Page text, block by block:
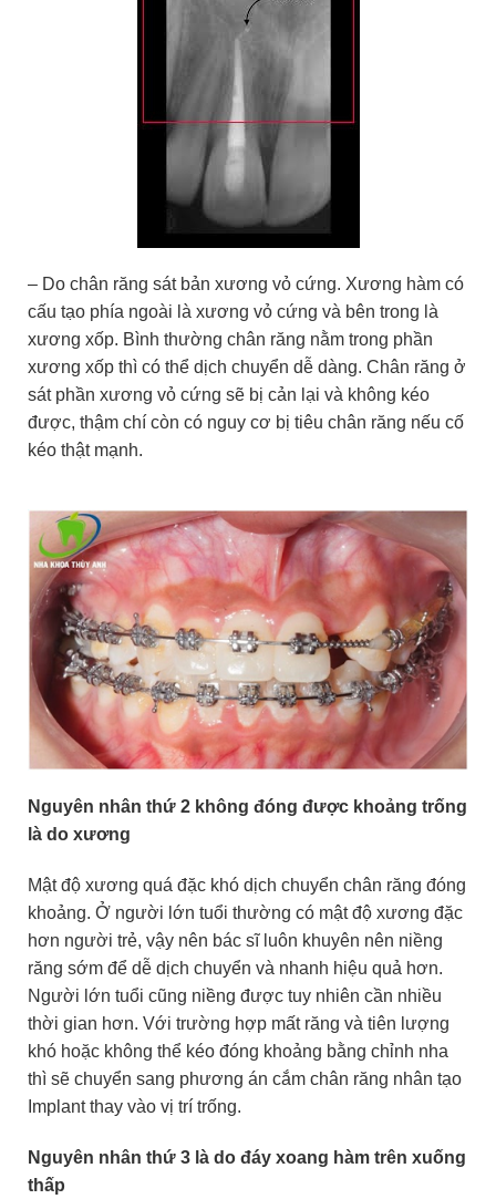
– Do chân răng sát bản xương vỏ cứng. Xương hàm có
cấu tạo phía ngoài là xương vỏ cứng và bên trong là
xương xốp. Bình thường chân răng nằm trong phần
xương xốp thì có thể dịch chuyển dễ dàng. Chân răng ở
sát phần xương vỏ cứng sẽ bị cản lại và không kéo
được, thậm chí còn có nguy cơ bị tiêu chân răng nếu cố
kéo thật mạnh.
Nguyên nhân thứ 2 không đóng được khoảng trống
là do xương
Mật độ xương quá đặc khó dịch chuyển chân răng đóng
khoảng. Ở người lớn tuổi thường có mật độ xương đặc
hơn người trẻ, vậy nên bác sĩ luôn khuyên nên niềng
răng sớm để dễ dịch chuyển và nhanh hiệu quả hơn.
Người lớn tuổi cũng niềng được tuy nhiên cần nhiều
thời gian hơn. Với trường hợp mất răng và tiên lượng
khó hoặc không thể kéo đóng khoảng bằng chỉnh nha
thì sẽ chuyển sang phương án cắm chân răng nhân tạo
Implant thay vào vị trí trống.
Nguyên nhân thứ 3 là do đáy xoang hàm trên xuống
thấp